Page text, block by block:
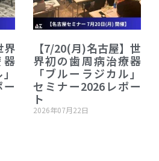
界
【7/20(月)名古屋】世
界初の歯周病治療器
「ブルーラジカル」
セミナー2026レポー
ト
2026年07月22日